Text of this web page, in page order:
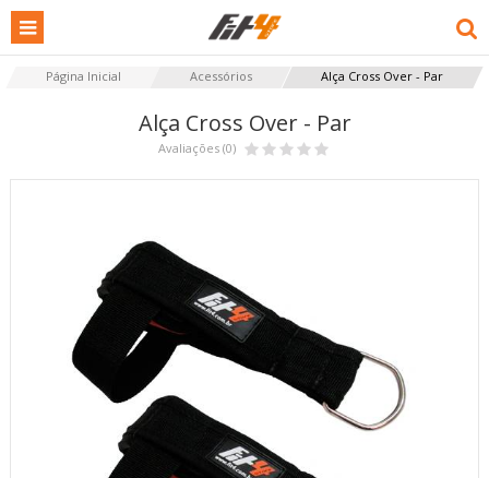
Página Inicial Acessórios Alça Cross Over - Par
Alça Cross Over - Par
Avaliações (0)